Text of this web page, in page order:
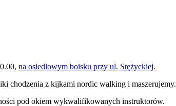
na osiedlowym boisku przy ul. Stężyckiej.
chodzenia z kijkami nordic walking i maszerujemy.
pod okiem wykwalifikowanych instruktorów.